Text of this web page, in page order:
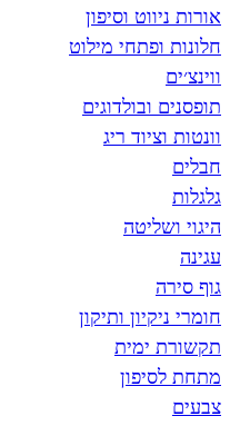
אורות ניווט וסיפון
חלונות ופתחי מילוט
ווינצ׳ים
תופסנים ובולדוגים
וונטות וציוד ריג
חבלים
גלגלות
היגוי ושליטה
עגינה
גוף סירה
חומרי ניקיון ותיקון
תקשורת ימית
מתחת לסיפון
צבעים